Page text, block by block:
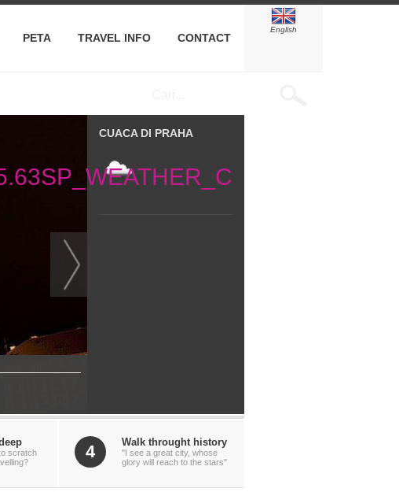
PETA TRAVEL INFO CONTACT
English
scratch
4 Walk throught history
"I see a great city, whose
glory will reach to the stars"
CUACA DI PRAHA